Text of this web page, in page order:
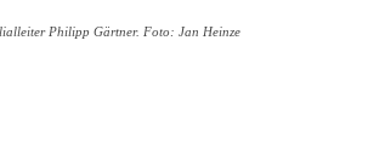
Philipp Gärtner. Foto: Jan Heinze